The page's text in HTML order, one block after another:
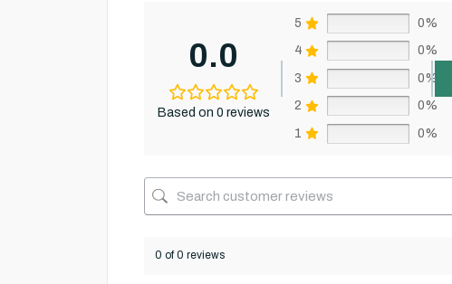
0.0
Based on 0 reviews
5 0%
4 0%
3 0%
2 0%
1 0%
0 of 0 reviews